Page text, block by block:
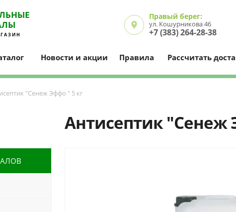
Правый берег:
ул. Кошурникова 46
+7 (383) 264-28-38
Новости и акции Правила Рассчитать
"Сенеж Эффо " 5 кг
Антисептик "Сенеж